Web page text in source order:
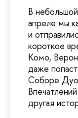
В
апреле мы
и
короткое
Комо,
даже
Соборе
другая